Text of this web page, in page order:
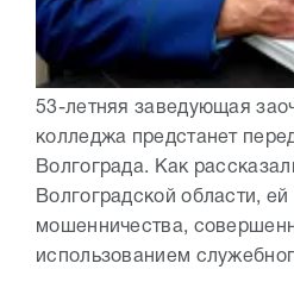
53-летняя заведующая
колледжа предстанет
Волгограда. Как
Волгоградской области,
мошенничества,
использованием